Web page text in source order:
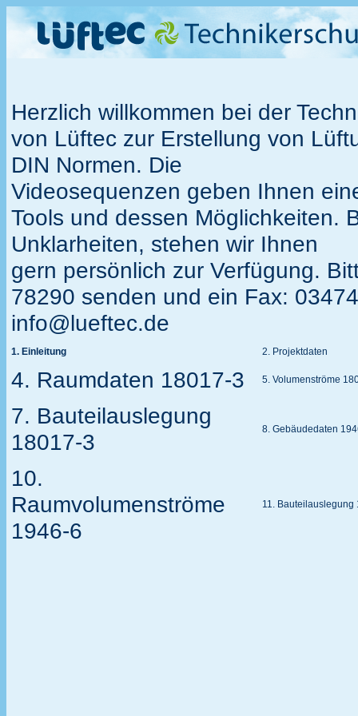
Herzlich willkommen bei der
von Lüftec zur Erstellung von
DIN Normen. Die
Videosequenzen geben Ihnen
Tools und dessen Möglichkeiten.
Unklarheiten, stehen wir Ihnen
gern persönlich zur Verfügung.
78290 senden und ein Fax:
info@lueftec.de
1. Einleitung 2. Projektdaten
4. Raumdaten 18017-3 5. Volumenströme
7. Bauteilauslegung
18017-3
8. Gebäudedaten
10.
Raumvolumenströme
1946-6
11. Bauteilauslegung